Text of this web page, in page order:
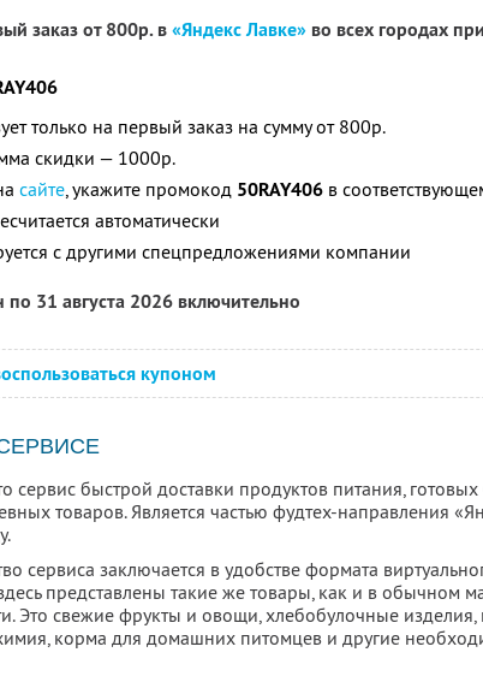
заказ от 800р. в«Яндекс Лавке» во всех городах
только на первый заказ на сумму от 800р.
скидки — 1000р.
сайте, укажите промокод 50RAY406 в
автоматически
с другими спецпредложениями компании
по 31 августа 2026 включительно
купоном
сервис быстрой доставки продуктов питания,
товаров. Является частью фудтех-направления
сервиса заключается в удобстве формата
представлены такие же товары, как и в обычном
Это свежие фрукты и овощи, хлебобулочные
корма для домашних питомцев и другие